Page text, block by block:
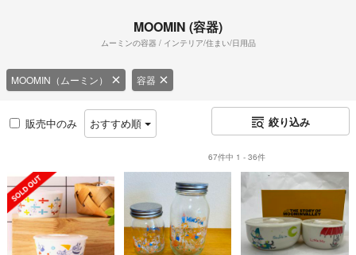
MOOMIN (容器)
ムーミンの容器 / インテリア/住まい/日用品
MOOMIN（ムーミン） 容器
販売中のみ おすすめ順 絞り込み
67件中 1 - 36件